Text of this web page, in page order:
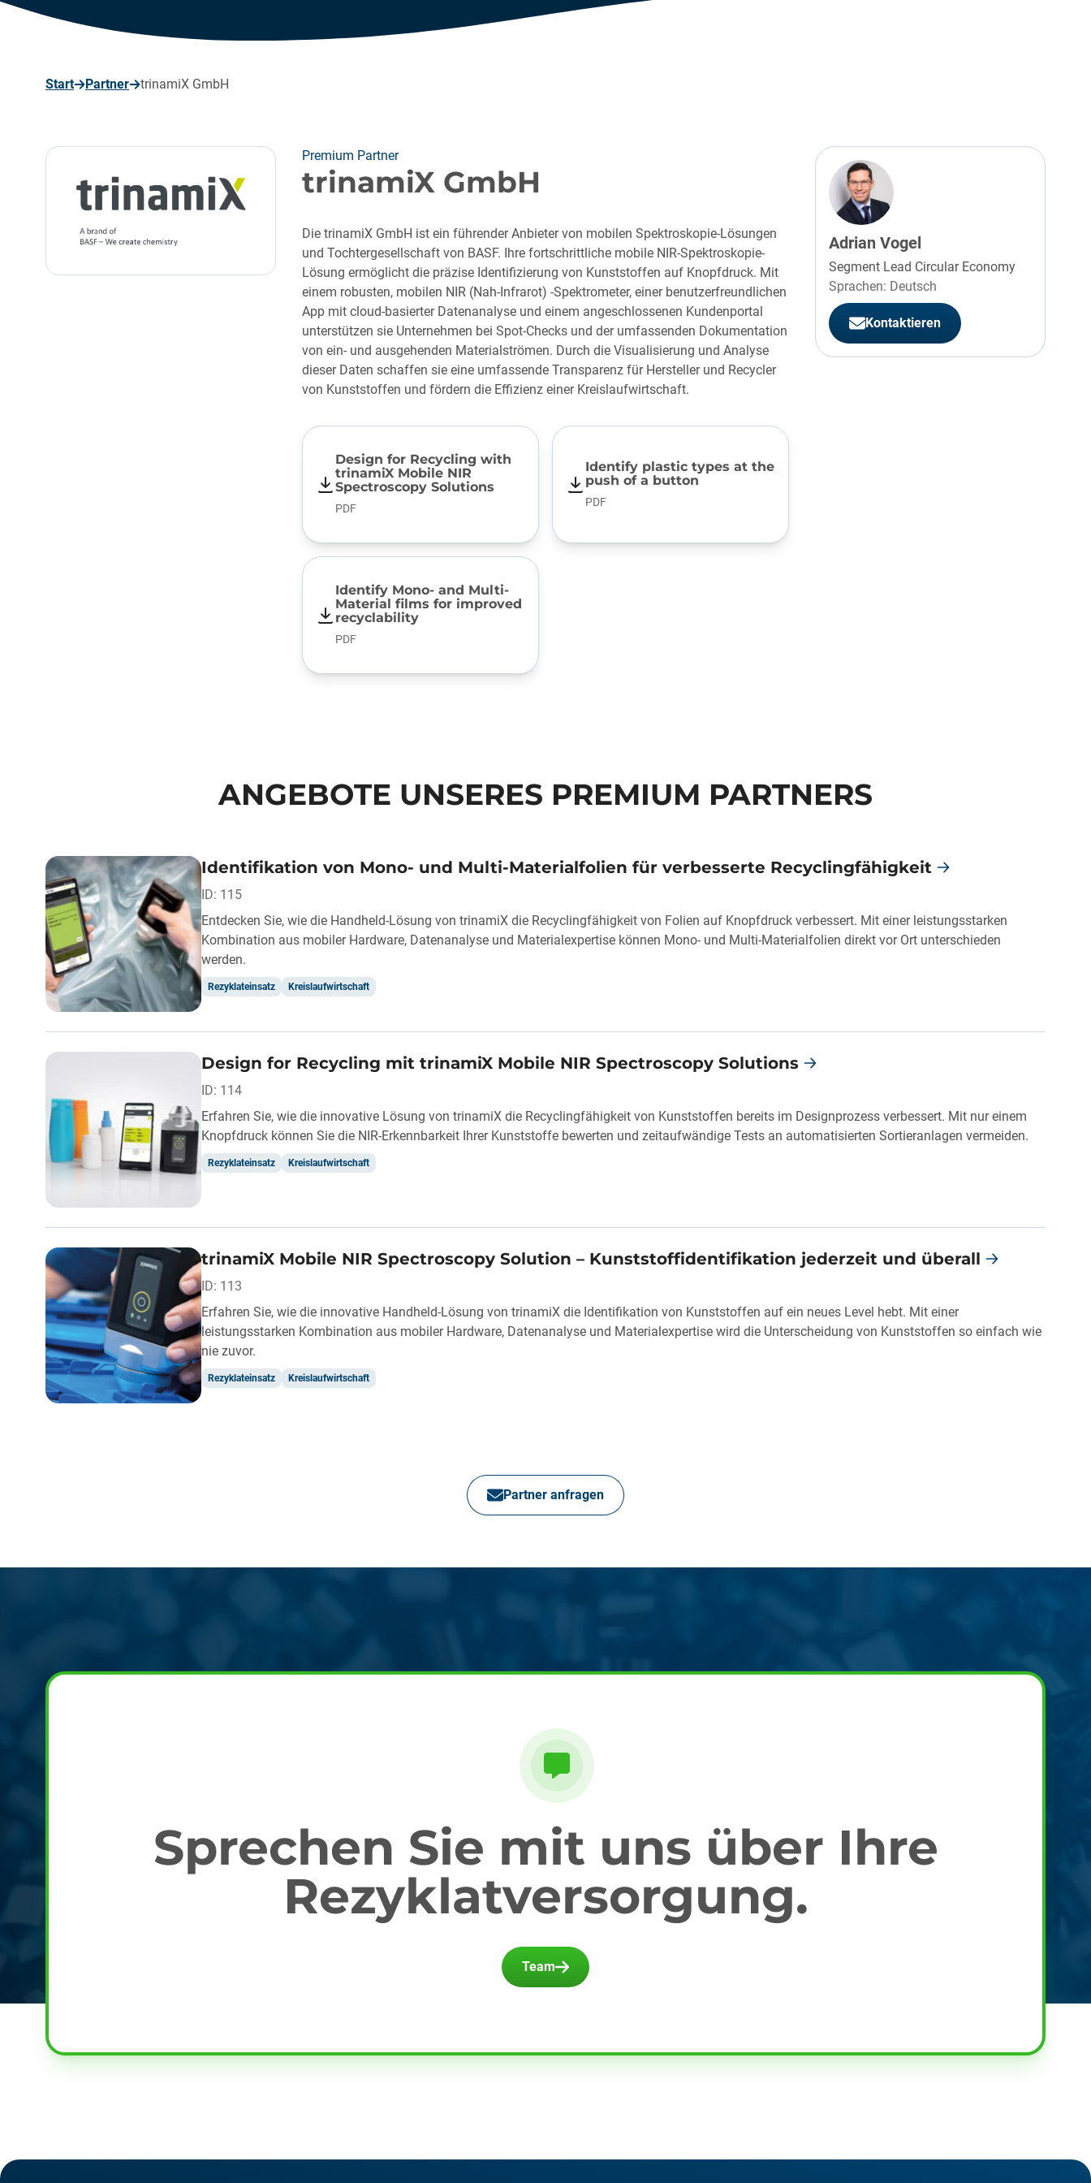
StartseitePartner trinamiX GmbH
Premium Partner
trinamiX GmbH
Die trinamiX GmbH ist ein führender Anbieter von mobilen Spektroskopie-Lösungen
und Tochtergesellschaft von BASF. Ihre fortschrittliche mobile NIR-Spektroskopie-
Lösung ermöglicht die präzise Identifizierung von Kunststoffen auf Knopfdruck. Mit
einem robusten, mobilen NIR (Nah-Infrarot) -Spektrometer, einer benutzerfreundlichen
App mit cloud-basierter Datenanalyse und einem angeschlossenen Kundenportal
unterstützen sie Unternehmen bei Spot-Checks und der umfassenden Dokumentation
von ein- und ausgehenden Materialströmen. Durch die Visualisierung und Analyse
dieser Daten schaffen sie eine umfassende Transparenz für Hersteller und Recycler
von Kunststoffen und fördern die Effizienz einer Kreislaufwirtschaft.
Design for Recycling with
trinamiX Mobile NIR
Spectroscopy Solutions
PDF
Identify plastic types at the
push of a button
PDF
Identify Mono- and Multi-
Material films for improved
recyclability
PDF
Adrian Vogel
Segment Lead Circular Economy
Sprachen: Deutsch
Kontaktieren
ANGEBOTE UNSERES PREMIUM PARTNERS
Identifikation von Mono- und Multi-Materialfolien für verbesserte Recyclingfähigkeit
ID: 115
Entdecken Sie, wie die Handheld-Lösung von trinamiX die Recyclingfähigkeit von Folien auf Knopfdruck verbessert. Mit einer leistungsstarken
Kombination aus mobiler Hardware, Datenanalyse und Materialexpertise können Mono- und Multi-Materialfolien direkt vor Ort unterschieden
werden.
Rezyklateinsatz Kreislaufwirtschaft
Design for Recycling mit trinamiX Mobile NIR Spectroscopy Solutions
ID: 114
Erfahren Sie, wie die innovative Lösung von trinamiX die Recyclingfähigkeit von Kunststoffen bereits im Designprozess verbessert. Mit nur einem
Knopfdruck können Sie die NIR-Erkennbarkeit Ihrer Kunststoffe bewerten und zeitaufwändige Tests an automatisierten Sortieranlagen vermeiden.
Rezyklateinsatz Kreislaufwirtschaft
trinamiX Mobile NIR Spectroscopy Solution – Kunststoffidentifikation jederzeit und überall
ID: 113
Erfahren Sie, wie die innovative Handheld-Lösung von trinamiX die Identifikation von Kunststoffen auf ein neues Level hebt. Mit einer
leistungsstarken Kombination aus mobiler Hardware, Datenanalyse und Materialexpertise wird die Unterscheidung von Kunststoffen so einfach wie
nie zuvor.
Rezyklateinsatz Kreislaufwirtschaft
Partner anfragen
Sprechen Sie mit uns über Ihre
Rezyklatversorgung.
Team